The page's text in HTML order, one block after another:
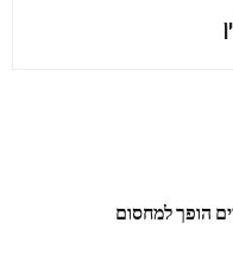
הופך למחסום